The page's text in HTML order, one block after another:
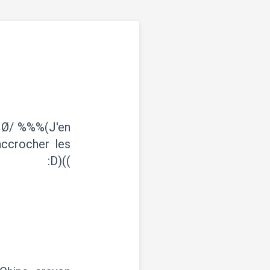
%%%(J'en
les
:D)((